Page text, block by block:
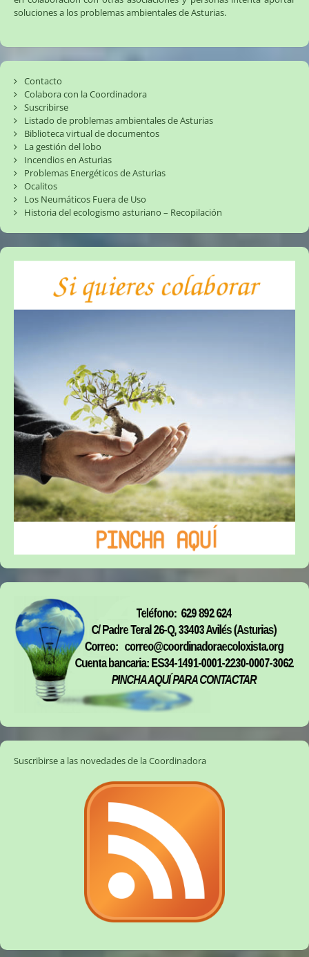
soluciones a los problemas ambientales de Asturias.
Contacto
Colabora con la Coordinadora
Suscribirse
Listado de problemas ambientales de Asturias
Biblioteca virtual de documentos
La gestión del lobo
Incendios en Asturias
Problemas Energéticos de Asturias
Ocalitos
Los Neumáticos Fuera de Uso
Historia del ecologismo asturiano – Recopilación
Suscribirse a las novedades de la Coordinadora